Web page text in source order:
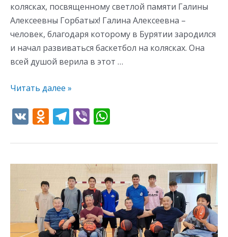
колясках, посвященному светлой памяти Галины
Алексеевны Горбатых! Галина Алексеевна –
человек, благодаря которому в Бурятии зародился
и начал развиваться баскетбол на колясках. Она
всей душой верила в этот …
Читать далее »
V O
n
o
kl
as
s
ni
T
e
gr
a
m
Vi
er at
s
A
p
p
Галины
Горбатых